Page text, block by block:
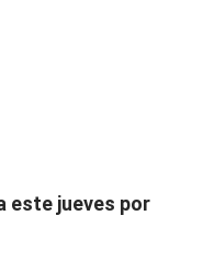
este jueves por